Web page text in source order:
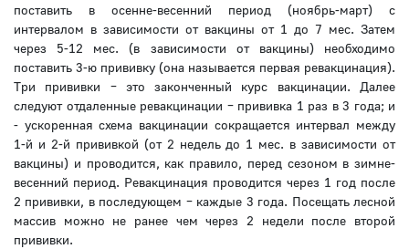
поставить в осенне-весенний период (ноябрь-март) с
интервалом в зависимости от вакцины от 1 до 7 мес. Затем
через 5-12 мес. (в зависимости от вакцины) необходимо
поставить 3-ю прививку (она называется первая ревакцинация).
Три прививки – это законченный курс вакцинации. Далее
следуют отдаленные ревакцинации – прививка 1 раз в 3 года; и
- ускоренная схема вакцинации сокращается интервал между
1-й и 2-й прививкой (от 2 недель до 1 мес. в зависимости от
вакцины) и проводится, как правило, перед сезоном в зимне-
весенний период. Ревакцинация проводится через 1 год после
2 прививки, в последующем – каждые 3 года. Посещать лесной
массив можно не ранее чем через 2 недели после второй
прививки.